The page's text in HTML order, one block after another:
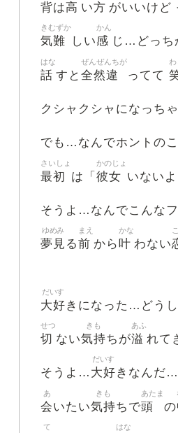
背は高 い方 がいいけど
気難
きむずか
しい感
かん
じ…どっち
話
はな
すと 全然違
ぜんぜんちが
ってて
わ
クシャクシャになっちゃ
でも…なんでホントのこ
最初
さいしょ
は「 彼女
かのじょ
いない
そうよ…なんでこんな
夢見
ゆめみ
る前
まえ
から叶
かな
わない
大好
だいす
きになった…どう
切
せつ
ない気持
きも
ちが溢
あふ
れて
そうよ… 大好
だいす
きなんだ
会
あ
いたい気持
きも
ちで頭
あたま
の
て はな